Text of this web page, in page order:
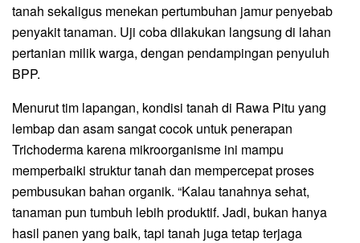
tanah sekaligus menekan pertumbuhan jamur penyebab
penyakit tanaman. Uji coba dilakukan langsung di lahan
pertanian milik warga, dengan pendampingan penyuluh
BPP.
Menurut tim lapangan, kondisi tanah di Rawa Pitu yang
lembap dan asam sangat cocok untuk penerapan
Trichoderma karena mikroorganisme ini mampu
memperbaiki struktur tanah dan mempercepat proses
pembusukan bahan organik. “Kalau tanahnya sehat,
tanaman pun tumbuh lebih produktif. Jadi, bukan hanya
hasil panen yang baik, tapi tanah juga tetap terjaga